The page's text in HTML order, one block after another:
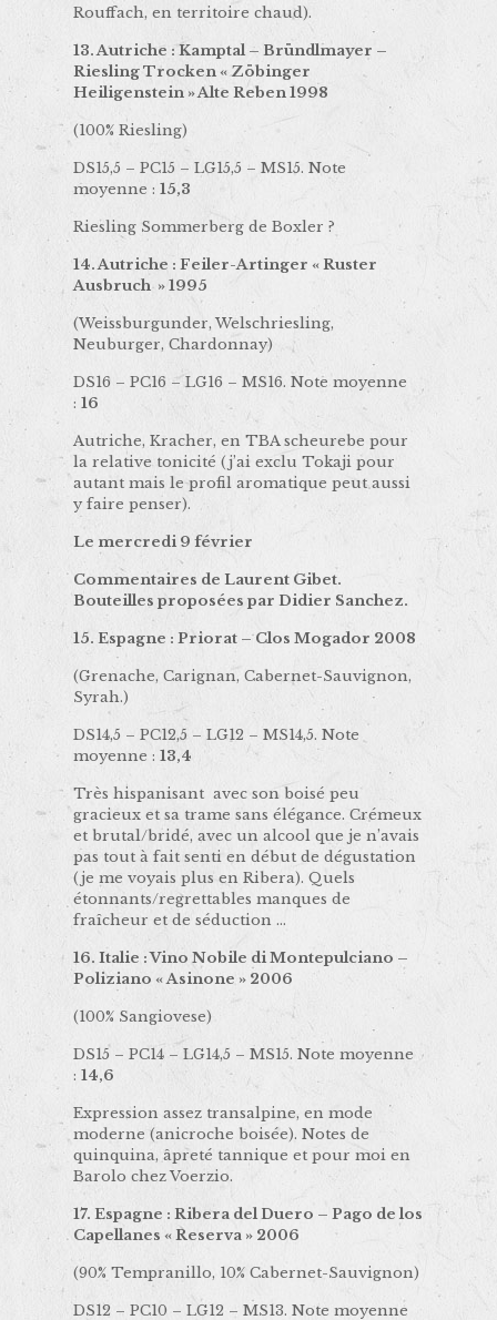
Rouffach, en territoire chaud).
13. Autriche : Kamptal – Bründlmayer –
Riesling Trocken « Zöbinger
Heiligenstein » Alte Reben 1998
(100% Riesling)
DS15,5 – PC15 – LG15,5 – MS15. Note
moyenne :15,3
Riesling Sommerberg de Boxler ?
14. Autriche : Feiler-Artinger « Ruster
Ausbruch » 1995
(Weissburgunder, Welschriesling,
Neuburger, Chardonnay)
DS16 – PC16 – LG16 – MS16. Note moyenne
:16
Autriche, Kracher, en TBA scheurebe pour
la relative tonicité (j’ai exclu Tokaji pour
autant mais le profil aromatique peut aussi
y faire penser).
Le mercredi 9 février
Commentaires de Laurent Gibet.
Bouteilles proposées par Didier Sanchez.
15. Espagne : Priorat – Clos Mogador 2008
(Grenache, Carignan, Cabernet-Sauvignon,
Syrah.)
DS14,5 – PC12,5 – LG12 – MS14,5. Note
moyenne :13,4
Très hispanisant avec son boisé peu
gracieux et sa trame sans élégance. Crémeux
et brutal/bridé, avec un alcool que je n’avais
pas tout à fait senti en début de dégustation
(je me voyais plus en Ribera). Quels
étonnants/regrettables manques de
fraîcheur et de séduction …
16. Italie : Vino Nobile di Montepulciano –
Poliziano « Asinone » 2006
(100% Sangiovese)
DS15 – PC14 – LG14,5 – MS15. Note moyenne
:14,6
Expression assez transalpine, en mode
moderne (anicroche boisée). Notes de
quinquina, âpreté tannique et pour moi en
Barolo chez Voerzio.
17. Espagne : Ribera del Duero – Pago de los
Capellanes « Reserva » 2006
(90% Tempranillo, 10% Cabernet-Sauvignon)
DS12 – PC10 – LG12 – MS13. Note moyenne